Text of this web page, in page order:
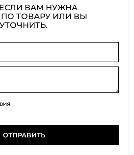
ВАМ НУЖНА
ТОВАРУ ИЛИ ВЫ
ОТПРАВИТЬ